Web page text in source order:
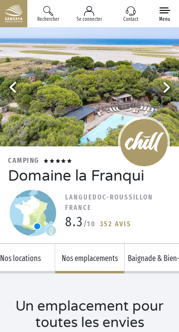
Rechercher Se connecter Contact Menu
CAMPING
Domaine la Franqui
LANGUEDOC-ROUSSILLON
FRANCE
8.3 /10 352 AVIS
Nos locations Nos emplacements Baignade & Bien-
Un emplacement pour
toutes les envies